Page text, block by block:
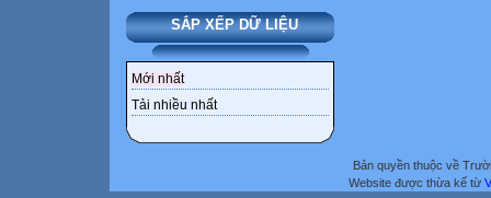
SẮP XẾP DỮ LIỆU
Mới nhất
Tải nhiều nhất
Bản quyền thuộc về
Website được thừa kế từ